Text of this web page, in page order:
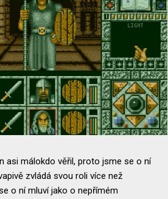
asi málokdo věřil, proto jsme se o ní
zvládá svou roli více než
o ní mluví jako o nepřímém